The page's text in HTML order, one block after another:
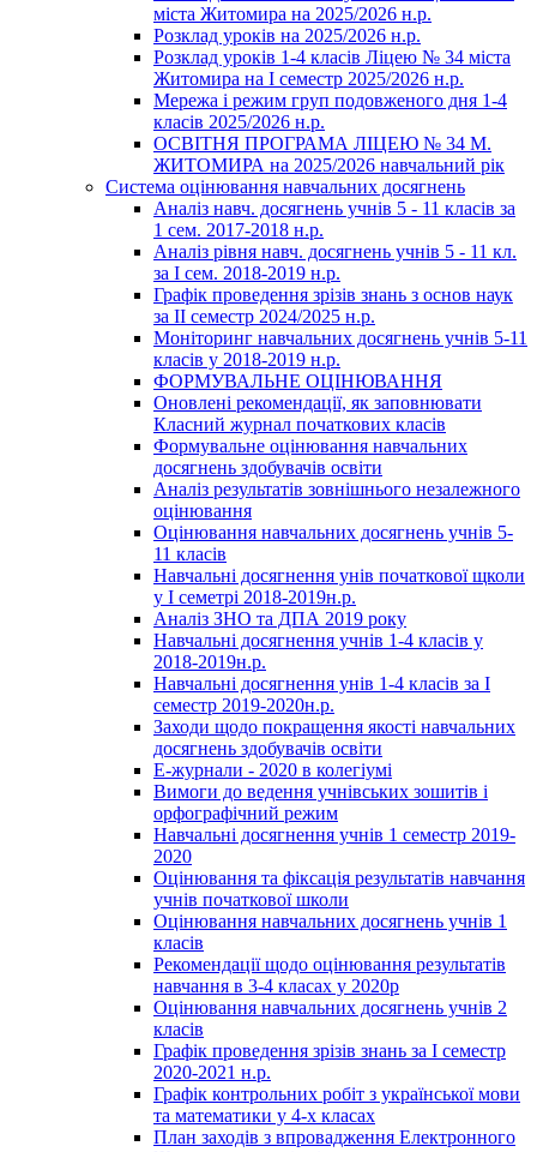
міста Житомира на 2025/2026 н.р.
Розклад уроків на 2025/2026 н.р.
Розклад уроків 1-4 класів Ліцею № 34 міста
Житомира на І семестр 2025/2026 н.р.
Мережа і режим груп подовженого дня 1-4
класів 2025/2026 н.р.
ОСВІТНЯ ПРОГРАМА ЛІЦЕЮ № 34 М.
ЖИТОМИРА на 2025/2026 навчальний рік
Система оцінювання навчальних досягнень
Аналіз навч. досягнень учнів 5 - 11 класів за
1 сем. 2017-2018 н.р.
Аналіз рівня навч. досягнень учнів 5 - 11 кл.
за І сем. 2018-2019 н.р.
Графік проведення зрізів знань з основ наук
за ІІ семестр 2024/2025 н.р.
Моніторинг навчальних досягнень учнів 5-11
класів у 2018-2019 н.р.
ФОРМУВАЛЬНЕ ОЦІНЮВАННЯ
Оновлені рекомендації, як заповнювати
Класний журнал початкових класів
Формувальне оцінювання навчальних
досягнень здобувачів освіти
Аналіз результатів зовнішнього незалежного
оцінювання
Оцінювання навчальних досягнень учнів 5-
11 класів
Навчальні досягнення унів початкової щколи
у І семетрі 2018-2019н.р.
Аналіз ЗНО та ДПА 2019 року
Навчальні досягнення учнів 1-4 класів у
2018-2019н.р.
Навчальні досягнення унів 1-4 класів за І
семестр 2019-2020н.р.
Заходи щодо покращення якості навчальних
досягнень здобувачів освіти
Е-журнали - 2020 в колегіумі
Вимоги до ведення учнівських зошитів і
орфографічний режим
Навчальні досягнення учнів 1 семестр 2019-
2020
Оцінювання та фіксація результатів навчання
учнів початкової школи
Оцінювання навчальних досягнень учнів 1
класів
Рекомендації щодо оцінювання результатів
навчання в 3-4 класах у 2020р
Оцінювання навчальних досягнень учнів 2
класів
Графік проведення зрізів знань за І семестр
2020-2021 н.р.
Графік контрольних робіт з української мови
та математики у 4-х класах
План заходів з впровадження Електронного